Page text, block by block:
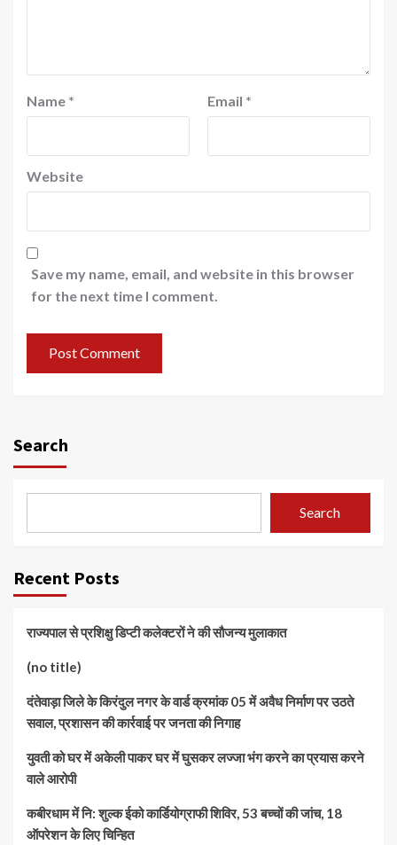
Name * Email *
Website
Save my name, email, and website in this browser
for the next time I comment.
Search
Search
Recent Posts
राज्यपाल से प्रशिक्षु डिप्टी कलेक्टरों ने की सौजन्य मुलाकात
(no title)
दंतेवाड़ा जिले के किरंदुल नगर के वार्ड क्रमांक 05 में अवैध निर्माण पर उठते
सवाल, प्रशासन की कार्रवाई पर जनता की निगाह
युवती को घर में अकेली पाकर घर में घुसकर लज्जा भंग करने का प्रयास करने
वाले आरोपी
कबीरधाम में नि: शुल्क ईको कार्डियोग्राफी शिविर, 53 बच्चों की जांच, 18
ऑपरेशन के लिए चिन्हित